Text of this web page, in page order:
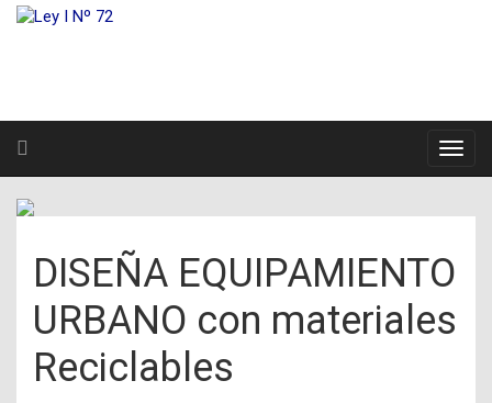
DISEÑA EQUIPAMIENTO
URBANO con materiales
Reciclables